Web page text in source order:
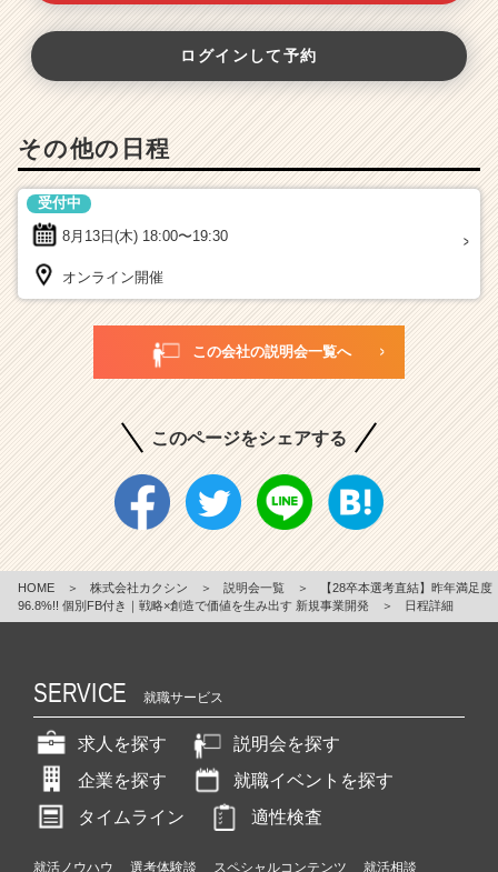
ログインして予約
その他の日程
8月13日(木) 18:00〜19:30
受付中
オンライン開催
この会社の説明会一覧へ
このページをシェアする
HOME ＞ 株式会社カクシン ＞ 説明会一覧 ＞
【28卒本選考直結】昨年満足度
96.8%!! 個別FB付き｜戦略×創造で価値を生み出す 新規事業開発
＞ 日程詳細
SERVICE 就職サービス
求人を探す
説明会を探す
企業を探す
就職イベントを探す
タイムライン
適性検査
就活ノウハウ 選考体験談 スペシャルコンテンツ
就活相談